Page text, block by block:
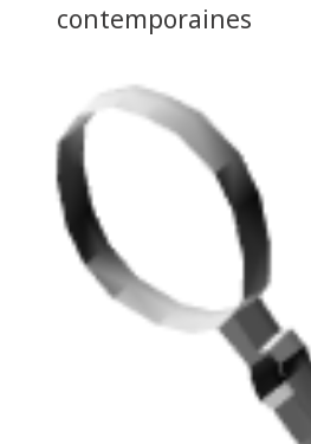
contemporaines